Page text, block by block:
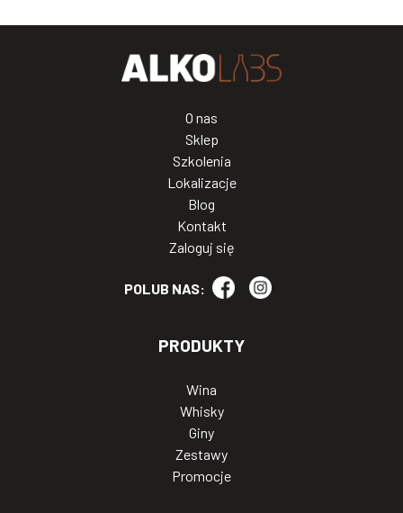
O nas
Sklep
Szkolenia
Lokalizacje
Blog
Kontakt
Zaloguj się
POLUB NAS:
PRODUKTY
Wina
Whisky
Giny
Zestawy
Promocje